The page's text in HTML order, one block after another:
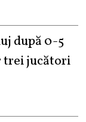
după 0-5
trei jucători